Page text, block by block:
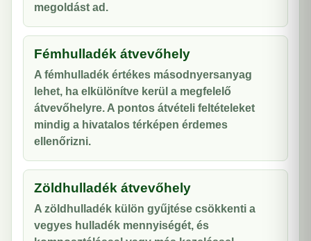
megoldást ad.
Fémhulladék átvevőhely
A fémhulladék értékes másodnyersanyag
lehet, ha elkülönítve kerül a megfelelő
átvevőhelyre. A pontos átvételi feltételeket
mindig a hivatalos térképen érdemes
ellenőrizni.
Zöldhulladék átvevőhely
A zöldhulladék külön gyűjtése csökkenti a
vegyes hulladék mennyiségét, és